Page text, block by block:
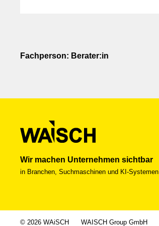
Fachperson: Berater:in
Wir machen Unternehmen sichtbar
in Branchen, Suchmaschinen und KI-Systemen
© 2026 WAiSCH WAISCH Group GmbH